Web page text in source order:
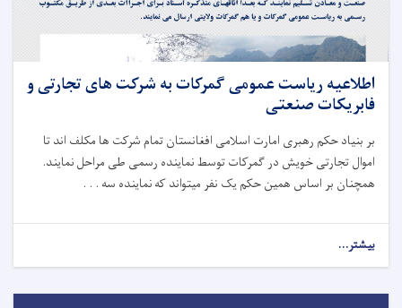
اطلاعیه ریاست عمومی گمرکات به شرکت های تجارتی و
فابریکات صنعتی
بر بنیاد حکم رهبری امارت اسلامی افغانستان تمام شرکت ها مکلف اند تا
اموال تجارتی خویش در گمرکات توسط نماینده رسمی طی مراحل نمایند.
همچنان بر اساس همین حکم یک نفر میتواند که نماینده سه . . .
بیشتر...